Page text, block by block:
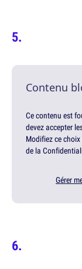
Contenu
Ce contenu est
devez accepter
Modifiez ce
de la
Gérer